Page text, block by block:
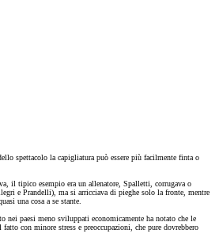
spettacolo la capigliatura può essere più facilmente finta o
il tipico esempio era un allenatore, Spalletti, corrugava o
e Prandelli), ma si arricciava di pieghe solo la fronte, mentre
una cosa a se stante.
nei paesi meno sviluppati economicamente ha notato che le
con minore stress e preoccupazioni, che pure dovrebbero